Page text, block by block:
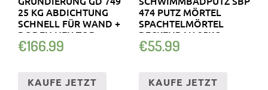
25 KG ABDICHTUNG
SCHNELL FÜR WAND +
BODEN NEU TOP
€166.99
KAUFE JETZT
474 PUTZ MÖRTEL
SPACHTELMÖRTEL
BECKENBAU 25KG
€55.99
KAUFE JETZT